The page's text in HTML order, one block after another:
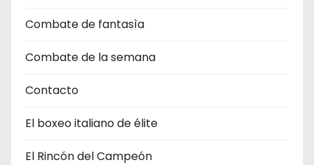
Combate de fantasìa
Combate de la semana
Contacto
El boxeo italiano de élite
El Rincón del Campeón